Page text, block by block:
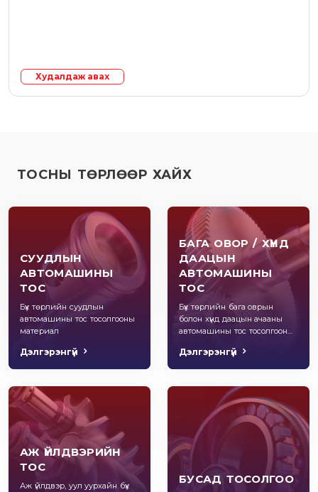
Худалдаж авах
ТОСНЫ ТӨРЛӨӨР ХАЙХ
СУУДЛЫН
АВТОМАШИНЫ
ТОС
Бүх төрлийн суудлын
автомашины тос тосолгооны
материал
Дэлгэрэнгүй
БАГА ОВОР / ХҮНД
ДААЦЫН
АВТОМАШИНЫ
ТОС
Бүх төрлийн бага оврын
болон хүнд даацын ачааны
автомашины тос тосолгооны
Дэлгэрэнгүй
АЖ ҮЙЛДВЭРИЙН
ТОС
Аж үйлдвэр, уул уурхайн бүх
БУСАД ТОСОЛГОО